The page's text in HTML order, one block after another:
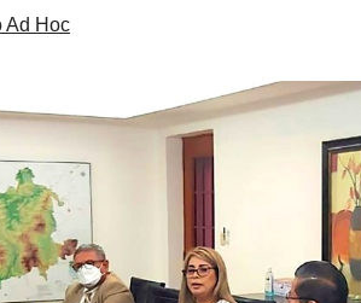
Ad Hoc